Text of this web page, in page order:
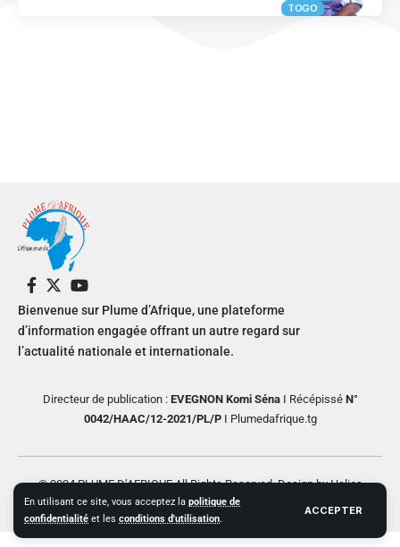
En utilisant ce site, vous acceptez la politique de
confidentialité et les conditions d'utilisation.
ACCEPTER
TOGO
Bienvenue sur Plume d’Afrique, une plateforme
d’information engagée offrant un autre regard sur
l’actualité nationale et internationale.
Directeur de publication : EVEGNON Komi SénaI RécépisséN°
0042/HAAC/12-2021/PL/PI Plumedafrique.tg
© 2024 PLUME D’AFRIQUE All Rights Reserved. Design by Helios
Creative